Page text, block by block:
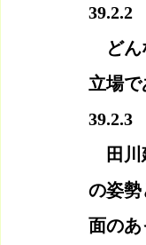
39.2.2
どん
立場で
39.2.3
田川
の姿勢
面のあ